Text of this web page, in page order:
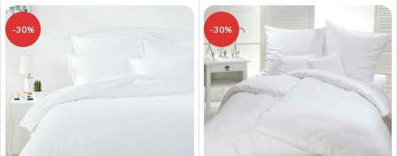
-30% -30%